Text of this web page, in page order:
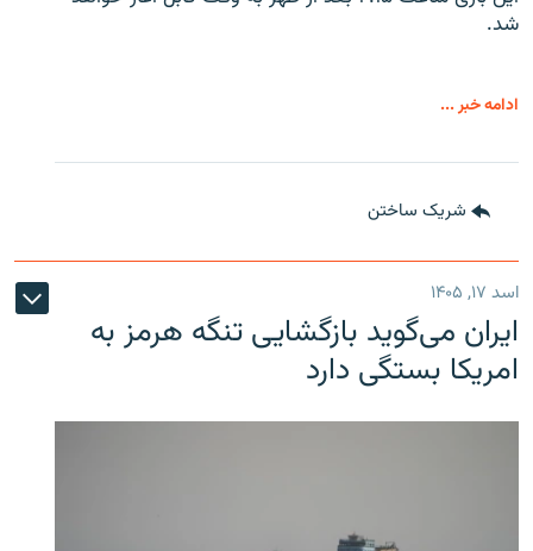
شد.
ادامه خبر ...
شریک ساختن
اسد ۱۷, ۱۴۰۵
ایران می‌گوید بازگشایی تنگه هرمز به
امریکا بستگی دارد